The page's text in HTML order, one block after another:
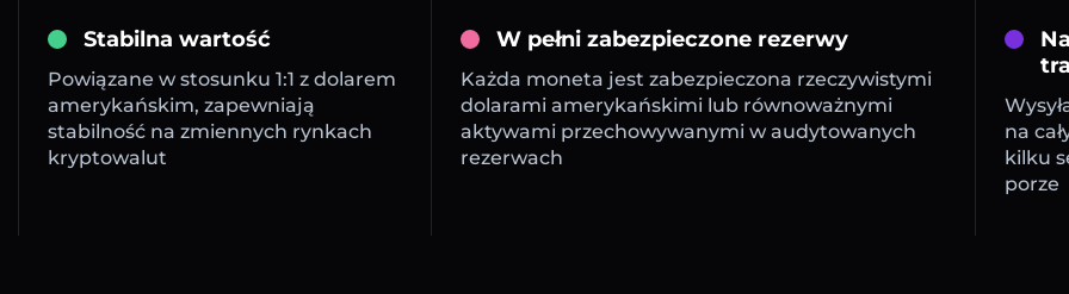
Stabilna wartość
Powiązane w stosunku 1:1 z dolarem
amerykańskim, zapewniają
stabilność na zmiennych rynkach
kryptowalut
W pełni zabezpieczone rezerwy
Każda moneta jest zabezpieczona rzeczywistymi
dolarami amerykańskimi lub równoważnymi
aktywami przechowywanymi w audytowanych
rezerwach
na
kilku
porze